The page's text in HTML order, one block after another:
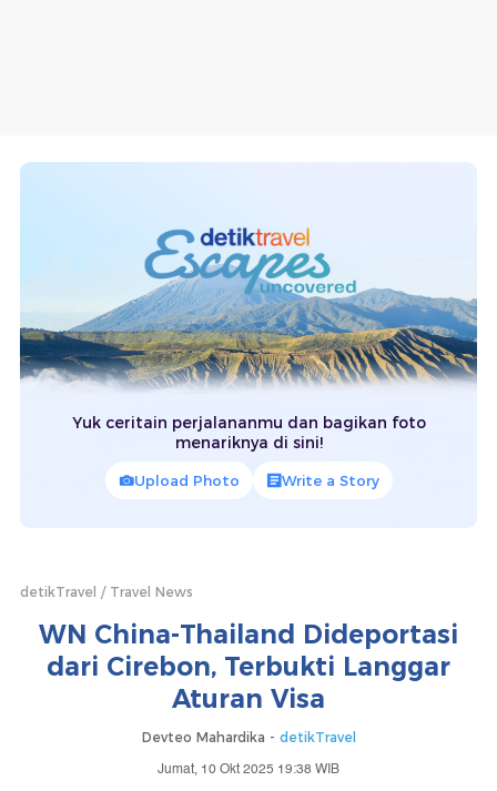
Yuk ceritain perjalananmu dan bagikan foto
menariknya di sini!
Upload Photo Write a Story
detikTravel Travel News
WN China-Thailand Dideportasi
dari Cirebon, Terbukti Langgar
Aturan Visa
Devteo Mahardika - detikTravel
Jumat, 10 Okt 2025 19:38 WIB